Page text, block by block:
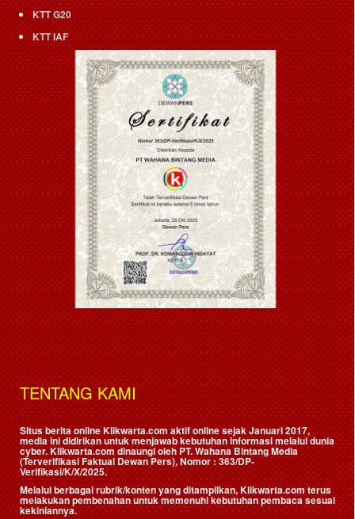
KTT G20
KTT IAF
TENTANG KAMI
Situs berita online Klikwarta.com aktif online sejak Januari 2017,
media ini didirikan untuk menjawab kebutuhan informasi melalui dunia
cyber. Klikwarta.com dinaungi oleh PT. Wahana Bintang Media
(Terverifikasi Faktual Dewan Pers), Nomor : 363/DP-
Verifikasi/K/X/2025.
Melalui berbagai rubrik/konten yang ditampilkan, Klikwarta.com terus
melakukan pembenahan untuk memenuhi kebutuhan pembaca sesuai
kekiniannya.